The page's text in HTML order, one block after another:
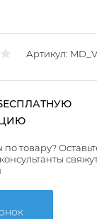
Артикул:
товару?